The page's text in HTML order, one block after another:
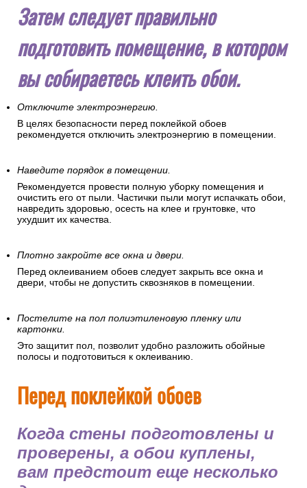
Затем следует правильно
подготовить помещение, в котором
вы собираетесь клеить обои.
Отключите электроэнергию.
В целях безопасности перед поклейкой обоев
рекомендуется отключить электроэнергию в помещении.
Наведите порядок в помещении.
Рекомендуется провести полную уборку помещения и
очистить его от пыли. Частички пыли могут испачкать обои,
навредить здоровью, осесть на клее и грунтовке, что
ухудшит их качества.
Плотно закройте все окна и двери.
Перед оклеиванием обоев следует закрыть все окна и
двери, чтобы не допустить сквозняков в помещении.
Постелите на пол полиэтиленовую пленку или
картонки.
Это защитит пол, позволит удобно разложить обойные
полосы и подготовиться к оклеиванию.
Перед поклейкой обоев
Когда стены подготовлены и
проверены, а обои куплены,
вам предстоит еще несколько